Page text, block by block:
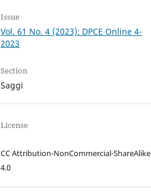
Issue
Vol. 61 No. 4 (2023): DPCE Online 4-
2023
Section
Saggi
License
CC Attribution-NonCommercial-ShareAlike
4.0